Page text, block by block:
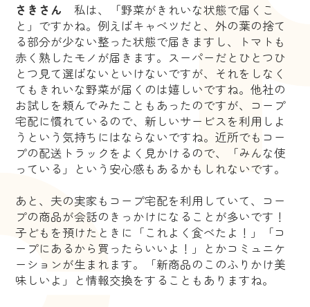
さきさん私は、「野菜がきれいな状態で届くこ
と」ですかね。例えばキャベツだと、外の葉の捨て
る部分が少ない整った状態で届きますし、トマトも
赤く熟したモノが届きます。スーパーだとひとつひ
とつ見て選ばないといけないですが、それをしなく
てもきれいな野菜が届くのは嬉しいですね。他社の
お試しを頼んでみたこともあったのですが、コープ
宅配に慣れているので、新しいサービスを利用しよ
うという気持ちにはならないですね。近所でもコー
プの配送トラックをよく見かけるので、「みんな使
っている」という安心感もあるかもしれないです。
あと、夫の実家もコープ宅配を利用していて、コー
プの商品が会話のきっかけになることが多いです！
子どもを預けたときに「これよく食べたよ！」「コ
ープにあるから買ったらいいよ！」とかコミュニケ
ーションが生まれます。「新商品のこのふりかけ美
味しいよ」と情報交換をすることもありますね。